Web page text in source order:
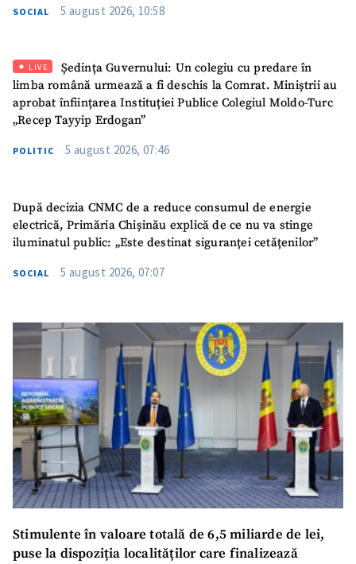
SOCIAL 5 august 2026, 10:58
LIVE
Ședința Guvernului: Un colegiu cu predare în
limba română urmează a fi deschis la Comrat. Miniștrii au
aprobat înființarea Instituției Publice Colegiul Moldo-Turc
„Recep Tayyip Erdogan”
POLITIC 5 august 2026, 07:46
După decizia CNMC de a reduce consumul de energie
electrică, Primăria Chișinău explică de ce nu va stinge
iluminatul public: „Este destinat siguranței cetățenilor”
SOCIAL 5 august 2026, 07:07
Stimulente în valoare totală de 6,5 miliarde de lei,
puse la dispoziția localităților care finalizează